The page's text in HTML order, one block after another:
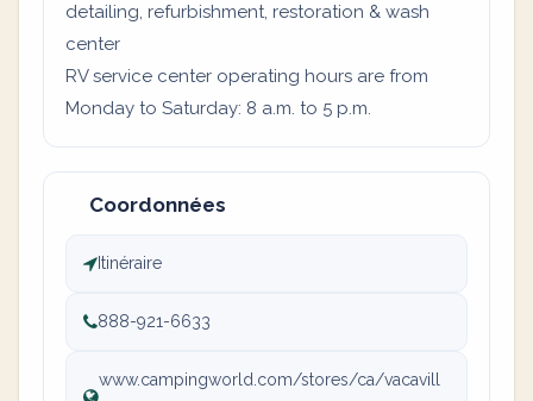
detailing, refurbishment, restoration & wash
center
RV service center operating hours are from
Monday to Saturday: 8 a.m. to 5 p.m.
Coordonnées
Itinéraire
888-921-6633
www.campingworld.com/stores/ca/vacavill